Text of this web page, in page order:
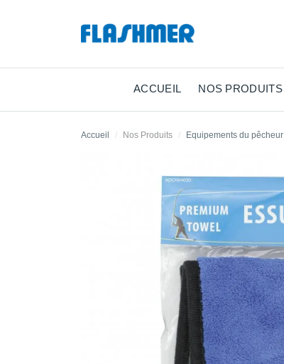
ACCUEIL NOS PRODUITS
Accueil Nos Produits Equipements du pêcheur